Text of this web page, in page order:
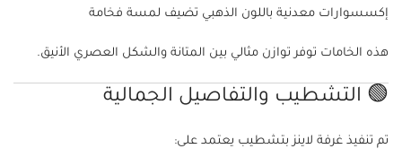
إكسسوارات معدنية باللون الذهبي تضيف لمسة فخامة
هذه الخامات توفر توازن مثالي بين المتانة والشكل العصري الأنيق.
🟢 التشطيب والتفاصيل الجمالية
تم تنفيذ غرفة لاينز بتشطيب يعتمد على: